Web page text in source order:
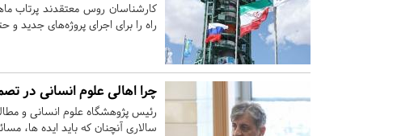
کارشناسان روس معتقدند پرتاب
راه را برای اجرای پروژه‌­های جدید
چرا اهالی علوم انسانی در
رئیس پژوهشگاه علوم انسانی و
سالاری آنچنان که باید ایده ها،